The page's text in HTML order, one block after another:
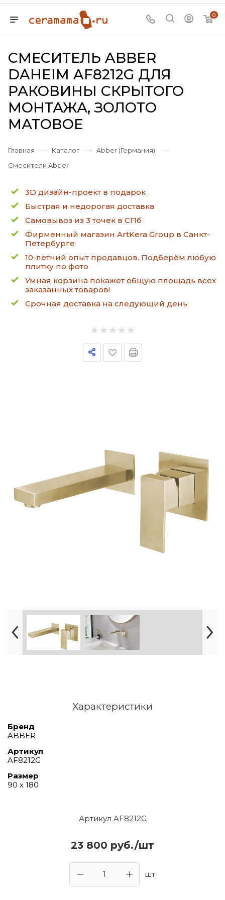
0
СМЕСИТЕЛЬ ABBER
DAHEIM AF8212G ДЛЯ
РАКОВИНЫ СКРЫТОГО
МОНТАЖА, ЗОЛОТО
МАТОВОЕ
Главная — Каталог — Abber (Германия)
—
Смесители Abber
3D дизайн-проект в подарок
Быстрая и недорогая доставка
Самовывоз из 3 точек в СПб
Фирменный магазин ArtKera Group в Санкт-
Петербурге
10-летний опыт продавцов. Подберём любую
плитку по фото
Умная корзина покажет общую площадь всех
заказанных товаров!
Срочная доставка на следующий день
Артикул AF8212G
23 800 руб./шт
шт
Характеристики
Бренд
ABBER
Артикул
AF8212G
Размер
90 х 180